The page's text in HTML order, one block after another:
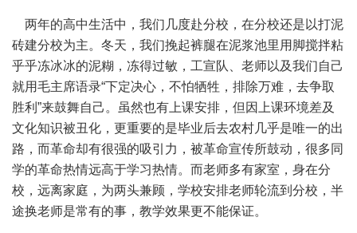
两年的高中生活中，我们几度赴分校，在分校还是以打泥
砖建分校为主。冬天，我们挽起裤腿在泥浆池里用脚搅拌粘
乎乎冻冰冰的泥糊，冻得过敏，工宣队、老师以及我们自己
就用毛主席语录“下定决心，不怕牺牲，排除万难，去争取
胜利”来鼓舞自己。虽然也有上课安排，但因上课环境差及
文化知识被丑化，更重要的是毕业后去农村几乎是唯一的出
路，而革命却有很强的吸引力，被革命宣传所鼓动，很多同
学的革命热情远高于学习热情。而老师多有家室，身在分
校，远离家庭，为两头兼顾，学校安排老师轮流到分校，半
途换老师是常有的事，教学效果更不能保证。